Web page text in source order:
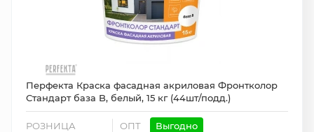
Перфекта Краска фасадная акриловая Фронтколор
Стандарт база B, белый, 15 кг (44шт/подд.)
РОЗНИЦА ОПТ Выгодно